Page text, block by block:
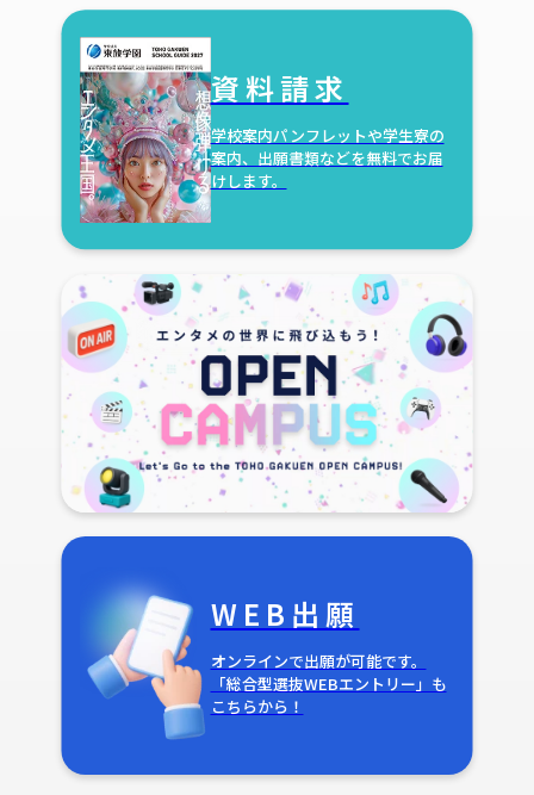
資料請求
学校案内パンフレットや学生寮の
案内、出願書類などを無料でお届
けします。
WEB出願
オンラインで出願が可能です。
「総合型選抜WEBエントリー」も
こちらから！